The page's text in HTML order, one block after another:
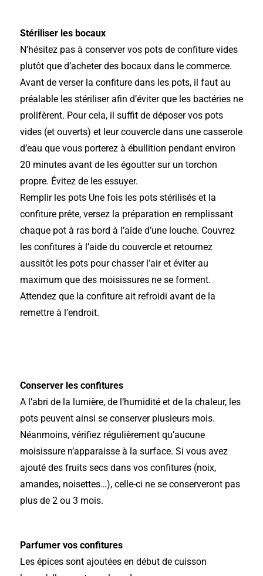
Stériliser les bocaux
N’hésitez pas à conserver vos pots de confiture vides
plutôt que d’acheter des bocaux dans le commerce.
Avant de verser la confiture dans les pots, il faut au
préalable les stériliser afin d’éviter que les bactéries ne
prolifèrent. Pour cela, il suffit de déposer vos pots
vides (et ouverts) et leur couvercle dans une casserole
d’eau que vous porterez à ébullition pendant environ
20 minutes avant de les égoutter sur un torchon
propre. Évitez de les essuyer.
Remplir les pots Une fois les pots stérilisés et la
confiture prête, versez la préparation en remplissant
chaque pot à ras bord à l’aide d’une louche. Couvrez
les confitures à l’aide du couvercle et retournez
aussitôt les pots pour chasser l’air et éviter au
maximum que des moisissures ne se forment.
Attendez que la confiture ait refroidi avant de la
remettre à l’endroit.
Conserver les confitures
A l’abri de la lumière, de l’humidité et de la chaleur, les
pots peuvent ainsi se conserver plusieurs mois.
Néanmoins, vérifiez régulièrement qu’aucune
moisissure n’apparaisse à la surface. Si vous avez
ajouté des fruits secs dans vos confitures (noix,
amandes, noisettes…), celle-ci ne se conserveront pas
plus de 2 ou 3 mois.
Parfumer vos confitures
Les épices sont ajoutées en début de cuisson